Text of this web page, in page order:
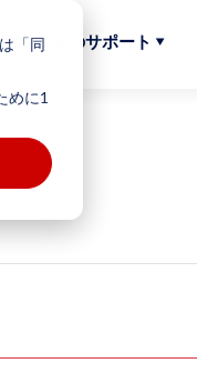
「同
めに1
各製品のサポート